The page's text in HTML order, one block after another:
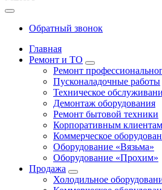
Обратный звонок
Главная
Ремонт и ТО
Ремонт
Пусконаладочные работы
Техническое
Демонтаж оборудования
Ремонт бытовой техники
Корпоративным клиентам
Коммерческое
Оборудование «Вязьма»
Оборудование «Прохим»
Продажа
Холодильное